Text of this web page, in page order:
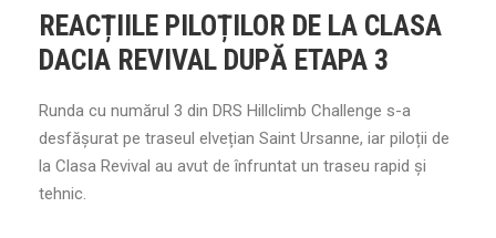
REACȚIILE PILOȚILOR DE LA CLASA
DACIA REVIVAL DUPĂ ETAPA 3
Runda cu numărul 3 din DRS Hillclimb Challenge s-a
desfășurat pe traseul elvețian Saint Ursanne, iar piloții de
la Clasa Revival au avut de înfruntat un traseu rapid și
tehnic.